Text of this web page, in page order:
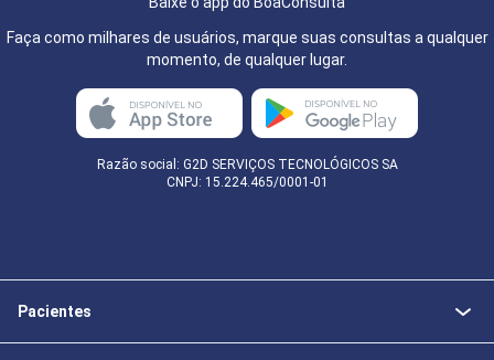
Faça como milhares de usuários, marque suas consultas a qualquer
momento, de qualquer lugar.
Razão social: G2D SERVIÇOS TECNOLÓGICOS SA
CNPJ: 15.224.465/0001-01
Pacientes